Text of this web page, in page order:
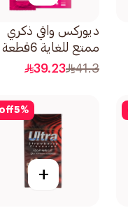
ديوركس واقي ذكري
ممتع للغاية 6قطعة
41.3
39.23
5%
off
+